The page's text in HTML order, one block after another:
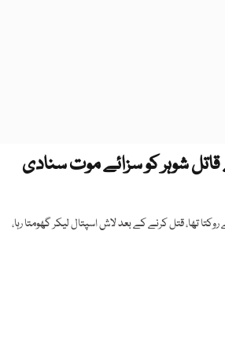
قاتل شوہر کو سزائے موت سنادی
تھا، قتل کرنے کے بعد لاش اسپتال لیکر گھومتا رہا،